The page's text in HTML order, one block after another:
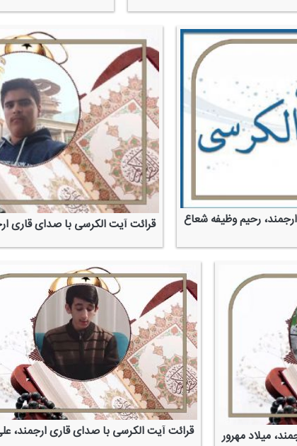
رحیم وظیفه شعاع
قرائت آیت الكرسی با صدای قاری
میلاد مهرور قرائت آیت الكرسی با صدای قاری ارجمند،